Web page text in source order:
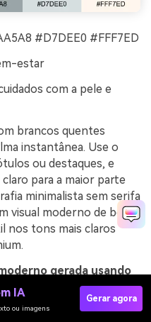
#D7DEE0 #FFF7ED
estar
com a pele e
brancos quentes
instantânea. Use o
ou destaques, e
para a maior parte
minimalista sem serifa
visual moderno de bem-
nos tons mais claros
gerada usando
IA
ou imagens
Gerar agora